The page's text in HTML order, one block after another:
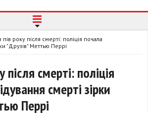
пів року після смерті: поліція почала
"Друзів" Меттью Перрі
після смерті: поліція
смерті зірки
Перрі